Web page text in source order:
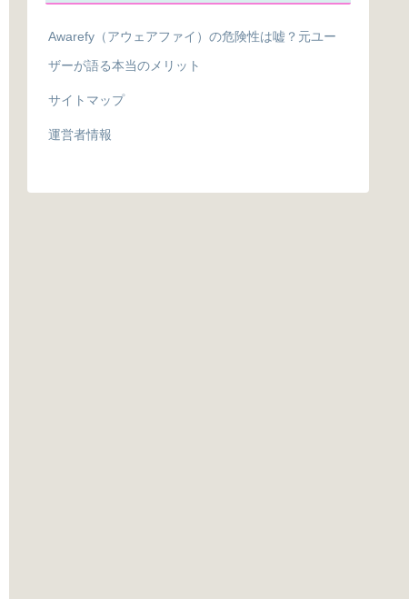
Awarefy（アウェアファイ）の危険性は嘘？元ユー
ザーが語る本当のメリット
サイトマップ
運営者情報